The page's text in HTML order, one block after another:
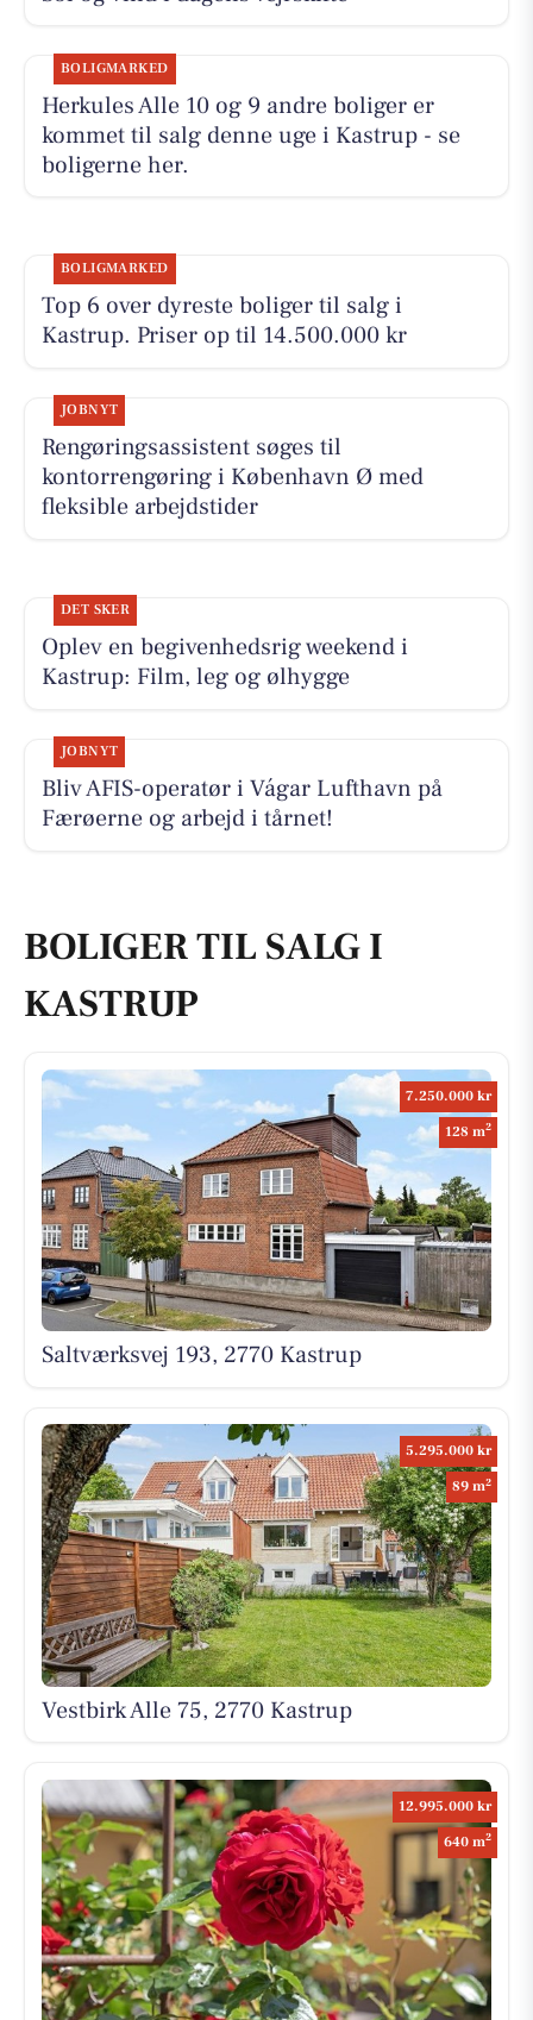
BOLIGMARKED
Herkules Alle 10 og 9 andre boliger er
kommet til salg denne uge i Kastrup - se
boligerne her.
BOLIGMARKED
Top 6 over dyreste boliger til salg i
Kastrup. Priser op til 14.500.000 kr
JOBNYT
Rengøringsassistent søges til
kontorrengøring i København Ø med
fleksible arbejdstider
DET SKER
Oplev en begivenhedsrig weekend i
Kastrup: Film, leg og ølhygge
JOBNYT
Bliv AFIS-operatør i Vágar Lufthavn på
Færøerne og arbejd i tårnet!
BOLIGER TIL SALG I
KASTRUP
7.250.000 kr
128 m2
Saltværksvej 193, 2770 Kastrup
5.295.000 kr
89 m2
Vestbirk Alle 75, 2770 Kastrup
12.995.000 kr
640 m2